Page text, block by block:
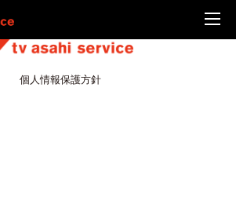
個人情報保護方針